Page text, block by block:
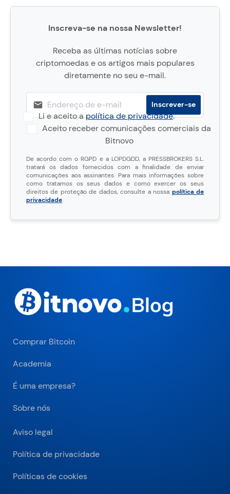
Inscreva-se na nossa Newsletter!
Receba as últimas notícias sobre
criptomoedas e os artigos mais populares
diretamente no seu e-mail.
Li e aceito apolítica de privacidade.
Aceito receber comunicações comerciais da
Bitnovo
De acordo com o RGPD e a LOPDGDD, a PRESSBROKERS S.L.
tratará os dados fornecidos com a finalidade de enviar
comunicações aos assinantes. Para mais informações sobre
como tratamos os seus dados e como exercer os seus
direitos de proteção de dados, consulte a nossa política de
privacidade.
Comprar Bitcoin
Academia
É uma empresa?
Sobre nós
Aviso legal
Política de privacidade
Políticas de cookies